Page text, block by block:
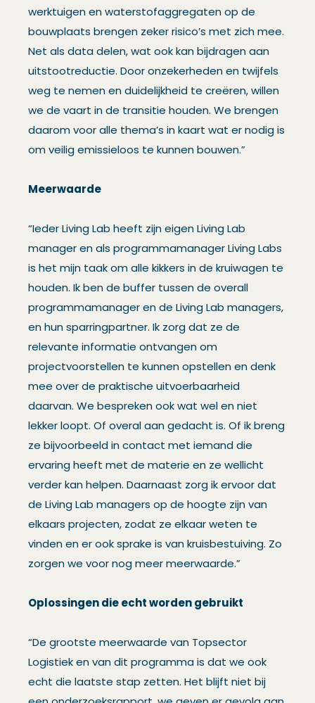
werktuigen en waterstofaggregaten op de
bouwplaats brengen zeker risico’s met zich mee.
Net als data delen, wat ook kan bijdragen aan
uitstootreductie. Door onzekerheden en twijfels
weg te nemen en duidelijkheid te creëren, willen
we de vaart in de transitie houden. We brengen
daarom voor alle thema’s in kaart wat er nodig is
om veilig emissieloos te kunnen bouwen.”
Meerwaarde
“Ieder Living Lab heeft zijn eigen Living Lab
manager en als programmamanager Living Labs
is het mijn taak om alle kikkers in de kruiwagen te
houden. Ik ben de buffer tussen de overall
programmamanager en de Living Lab managers,
en hun sparringpartner. Ik zorg dat ze de
relevante informatie ontvangen om
projectvoorstellen te kunnen opstellen en denk
mee over de praktische uitvoerbaarheid
daarvan. We bespreken ook wat wel en niet
lekker loopt. Of overal aan gedacht is. Of ik breng
ze bijvoorbeeld in contact met iemand die
ervaring heeft met de materie en ze wellicht
verder kan helpen. Daarnaast zorg ik ervoor dat
de Living Lab managers op de hoogte zijn van
elkaars projecten, zodat ze elkaar weten te
vinden en er ook sprake is van kruisbestuiving. Zo
zorgen we voor nog meer meerwaarde.”
Oplossingen die echt worden gebruikt
“De grootste meerwaarde van Topsector
Logistiek en van dit programma is dat we ook
echt die laatste stap zetten. Het blijft niet bij